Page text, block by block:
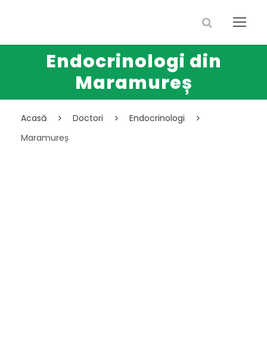
Endocrinologi din
Maramureș
Acasă Doctori
Endocrinologi
Maramureș